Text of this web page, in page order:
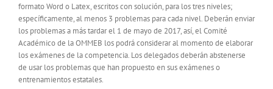
formato Word o Latex, escritos con solución, para los tres niveles;
específicamente, al menos 3 problemas para cada nivel. Deberán enviar
los problemas a más tardar el 1 de mayo de 2017, así, el Comité
Académico de la OMMEB los podrá considerar al momento de elaborar
los exámenes de la competencia. Los delegados deberán abstenerse
de usar los problemas que han propuesto en sus exámenes o
entrenamientos estatales.